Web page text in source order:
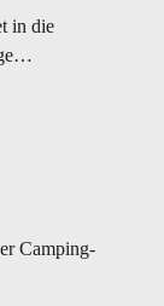
in die
Camping-